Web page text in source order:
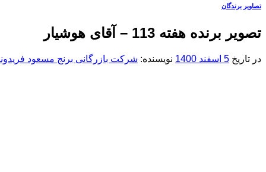
تصاویر برندگان
تصویر برنده هفته 113 – آقای هوشیار
در تاریخ 5 اسفند 1400 نویسنده: شرکت بازرگانی برنج مسعود